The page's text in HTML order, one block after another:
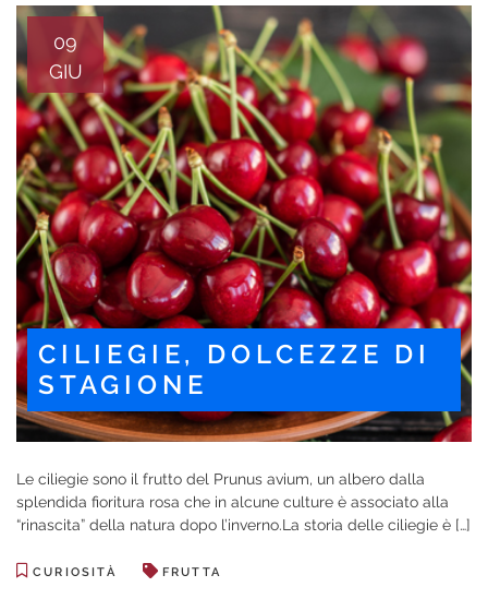
09
GIU
CILIEGIE, DOLCEZZE DI
STAGIONE
Le ciliegie sono il frutto del Prunus avium, un albero dalla
splendida fioritura rosa che in alcune culture è associato alla
“rinascita” della natura dopo l’inverno.La storia delle ciliegie è […]
CURIOSITÀ FRUTTA